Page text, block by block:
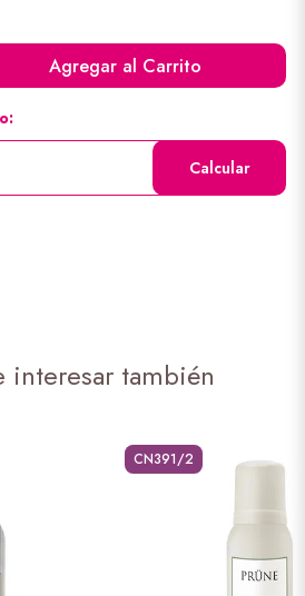
Agregar al Carrito
Calcular
interesar también
CN391/2